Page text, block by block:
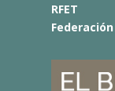
RFET